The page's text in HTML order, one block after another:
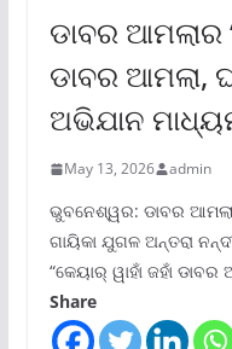
ଡାବର ଆମଲାର
ଡାବର ଆମଲା,
ଅଭିଯାନ
May 13, 2026 admin
ଭୁବନେଶ୍ୱର: ଡାବର
ଗାୟିକା ଯୁଗଳ ଅନ୍ତରା
“କେୟାର୍ ୱାହାଁ ଜହାଁ ଡାବର
Share